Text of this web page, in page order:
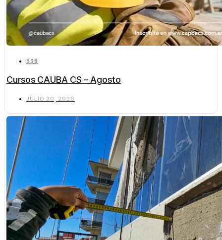
858
Cursos CAUBA CS – Agosto
JULIO 30, 2026